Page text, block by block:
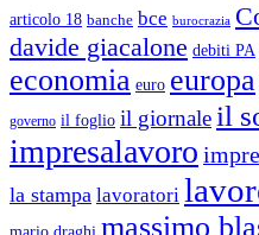
articolo 18 banche bce burocrazia
davide giacalone debiti PA
economia euro europa
governo il foglio il giornale il
impresalavoro
la stampa lavoratori
massimo